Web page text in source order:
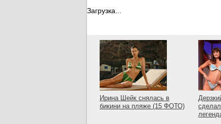
Загрузка...
Ирина Шейк снялась в
бикини на пляже (15 ФОТО)